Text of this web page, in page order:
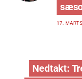
17.
Nedtakt: